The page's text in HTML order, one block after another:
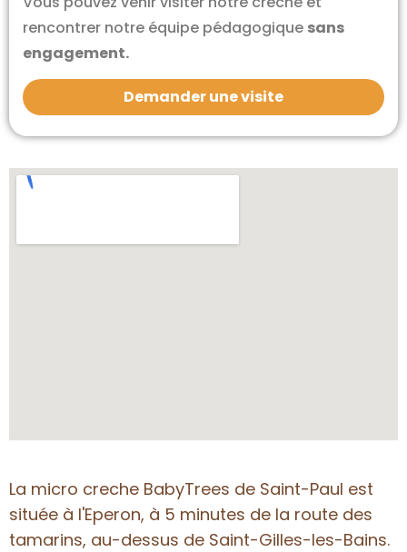
La micro creche BabyTrees de Saint-Paul est
située à l'Eperon, à 5 minutes de la route des
tamarins, au-dessus de Saint-Gilles-les-Bains.
rencontrer notre équipe pédagogique sans
engagement.
Demander une visite